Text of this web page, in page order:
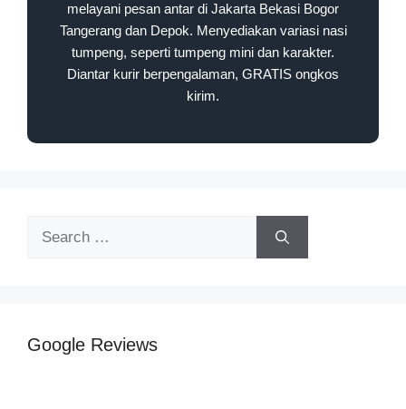
melayani pesan antar di Jakarta Bekasi Bogor
Tangerang dan Depok. Menyediakan variasi nasi
tumpeng, seperti tumpeng mini dan karakter.
Diantar kurir berpengalaman, GRATIS ongkos
kirim.
Google Reviews